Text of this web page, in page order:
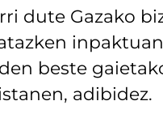
dute Gazako
beste
adibidez.